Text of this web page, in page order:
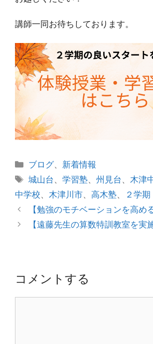
講師一同お待ちしております。
カ
テ
リ
ー
ブログ、 新着情報
タ
グ
城山台 、学習塾、州見台 、木津
中学校、 木津川市、 高木塾、
２学期
投
稿
シ
ョ
【勉強のモチベーションを高め
【遠藤先生の算数特訓教室を実
コメントする